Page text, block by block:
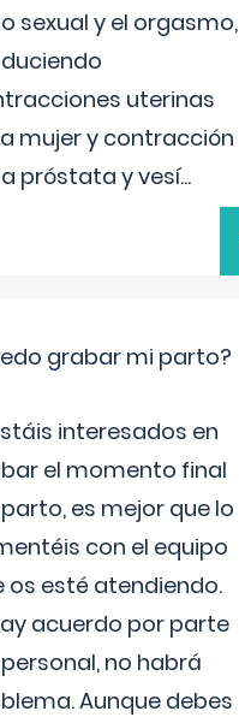
sexual y el orgasmo,
uterinas
mujer y contracción
próstata y vesí...
grabar mi parto?
interesados en
el momento final
es mejor que lo
con el equipo
os esté atendiendo.
acuerdo por parte
no habrá
Aunque debes